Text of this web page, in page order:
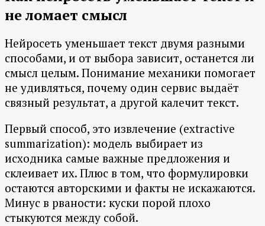
не ломает смысл
Нейросеть уменьшает текст двумя разными
способами, и от выбора зависит, останется ли
смысл целым. Понимание механики помогает
не удивляться, почему один сервис выдаёт
связный результат, а другой калечит текст.
Первый способ, это извлечение (extractive
summarization): модель выбирает из
исходника самые важные предложения и
склеивает их. Плюс в том, что формулировки
остаются авторскими и факты не искажаются.
Минус в рваности: куски порой плохо
стыкуются между собой.